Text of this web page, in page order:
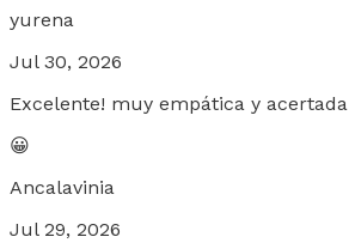
yurena
Jul 30, 2026
Excelente! muy empática y acertada
😀
Ancalavinia
Jul 29, 2026